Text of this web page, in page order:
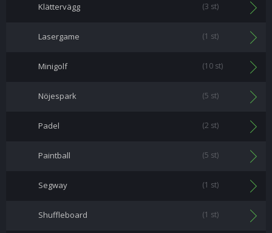
Klättervägg (3 st)
Lasergame (1 st)
Minigolf (10 st)
Nöjespark (5 st)
Padel (2 st)
Paintball (5 st)
Segway (1 st)
Shuffleboard (1 st)